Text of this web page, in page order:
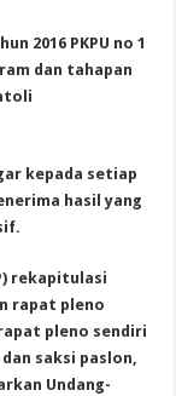
2016 PKPU no 1
dan tahapan
kepada setiap
hasil yang
rekapitulasi
rapat pleno
pleno sendiri
saksi paslon,
Undang-